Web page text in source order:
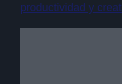
productividad y